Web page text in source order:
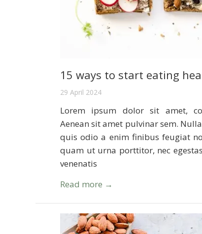
15 ways to start eating
29 April 2024
Lorem ipsum dolor sit amet,
Aenean sit amet pulvinar sem.
quis odio a enim finibus feugiat
quam ut urna porttitor, nec
venenatis
Read more →